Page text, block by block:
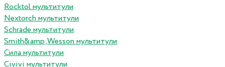
Rocktol мультитули
Nextorch мультитули
Schrade мультитули
Smith&amp;Wesson мультитули
Сила мультитули
Civivi мультитули